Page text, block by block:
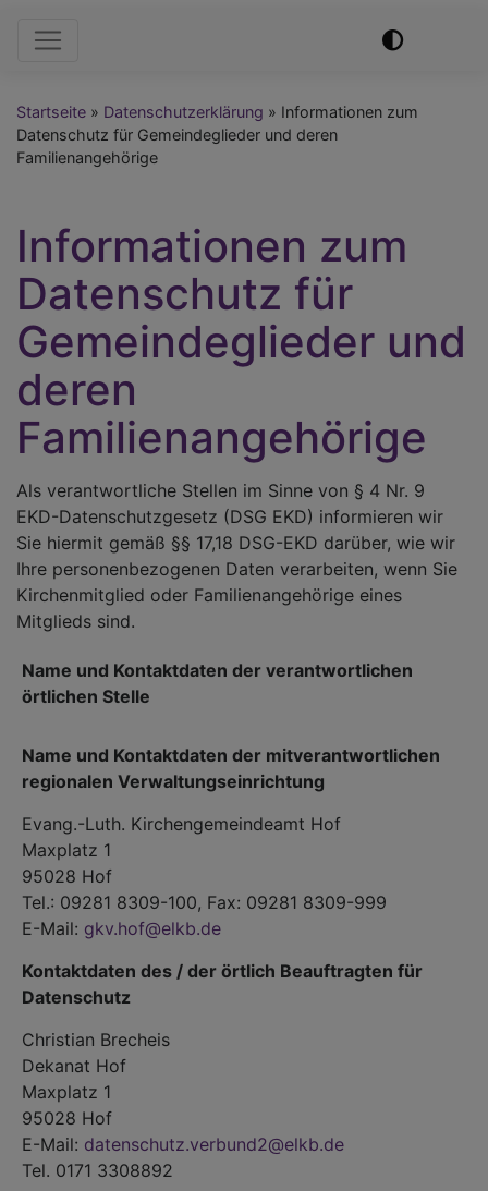
Hauptnavigation
Startseite Datenschutzerklärung
Informationen zum
Datenschutz für Gemeindeglieder und deren
Familienangehörige
Informationen zum
Datenschutz für
Gemeindeglieder und
deren
Familienangehörige
Als verantwortliche Stellen im Sinne von § 4 Nr. 9
EKD-Datenschutzgesetz (DSG EKD) informieren wir
Sie hiermit gemäß §§ 17,18 DSG-EKD darüber, wie wir
Ihre personenbezogenen Daten verarbeiten, wenn Sie
Kirchenmitglied oder Familienangehörige eines
Mitglieds sind.
Name und Kontaktdaten der verantwortlichen
örtlichen Stelle
Name und Kontaktdaten der mitverantwortlichen
regionalen Verwaltungseinrichtung
Evang.-Luth. Kirchengemeindeamt Hof
Maxplatz 1
95028 Hof
Tel.: 09281 8309-100, Fax: 09281 8309-999
E-Mail: gkv.hof@elkb.de
Kontaktdaten des / der örtlich Beauftragten für
Datenschutz
Christian Brecheis
Dekanat Hof
Maxplatz 1
95028 Hof
E-Mail: datenschutz.verbund2@elkb.de
Tel. 0171 3308892